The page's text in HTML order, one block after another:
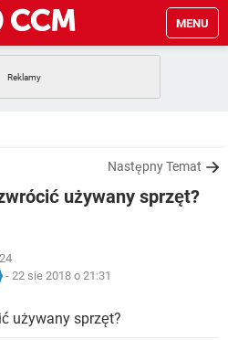
MENU
FACEBOOK
TIKTOK
WHATSAPP
WHATSAPP
Następny Temat
używany sprzęt?
- 22 sie 2018 o 21:31
używany sprzęt?